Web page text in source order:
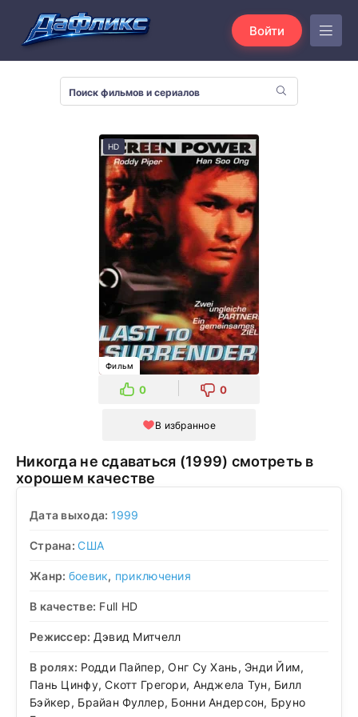
Войти
HD
Фильм
0 0
В избранное
Никогда не сдаваться (1999) смотреть в
хорошем качестве
Дата выхода: 1999
Страна:США
Жанр: боевик, приключения
В качестве: Full HD
Режиссер: Дэвид Митчелл
В ролях: Родди Пайпер, Онг Су Хань, Энди Йим,
Пань Цинфу, Скотт Грегори, Анджела Тун, Билл
Бэйкер, Брайан Фуллер, Бонни Андерсон, Бруно